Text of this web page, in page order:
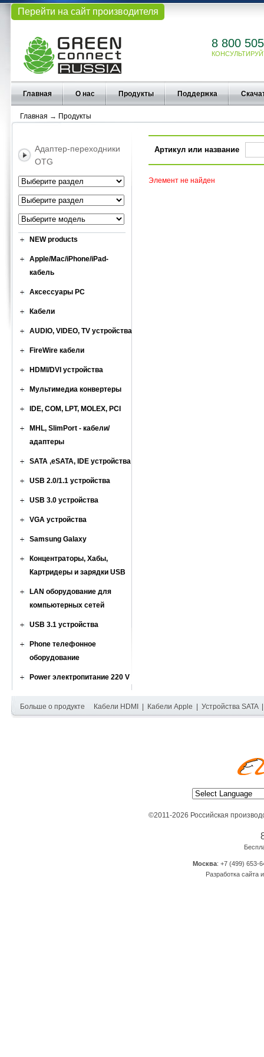
Перейти на сайт производителя
8 800
Главная О нас Продукты Поддержка
Главная → Продукты
Адаптер-переходники
OTG
NEW products
Apple/Mac/iPhone/iPad-
кабель
Аксессуары PC
Кабели
AUDIO, VIDEO, TV устройства
FireWire кабели
HDMI/DVI устройства
Мультимедиа конвертеры
IDE, COM, LPT, MOLEX, PCI
MHL, SlimPort - кабели/
адаптеры
SATA ,eSATA, IDE устройства
USB 2.0/1.1 устройства
USB 3.0 устройства
VGA устройства
Samsung Galaxy
Концентраторы, Хабы,
Картридеры и зарядки USB
LAN оборудование для
компьютерных сетей
USB 3.1 устройства
Phone телефонное
оборудование
Power электропитание 220 V
Артикул или название
Элемент не найден
Больше о продукте Кабели HDMI Кабели Apple Устройства SATA
©2011-2026 Российская
Москва: +7 (499) 653-
Разработка сайта